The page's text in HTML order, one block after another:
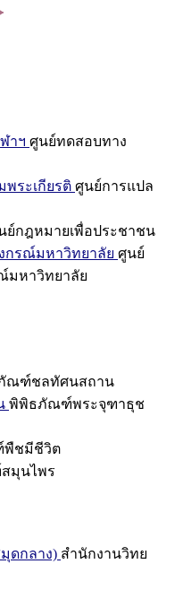
าฯ ศูนย์ทดสอบทาง
ระเกียรติ ศูนย์การแปล
ย์กฎหมายเพื่อประชาชน
กรณ์มหาวิทยาลัย ศูนย์
มหาวิทยาลัย
ณฑ์ชลทัศนสถาน
พิพิธภัณฑ์พระจุฑาธุช
ชมีชีวิต
มุนไพร
ดกลาง) สำนักงานวิทย